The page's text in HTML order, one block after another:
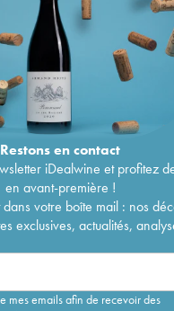
Restons encontact
iDealwine et profitez
en avant-première !
votre boîte mail : nos
exclusives, actualités,
mes emails afin de recevoir des